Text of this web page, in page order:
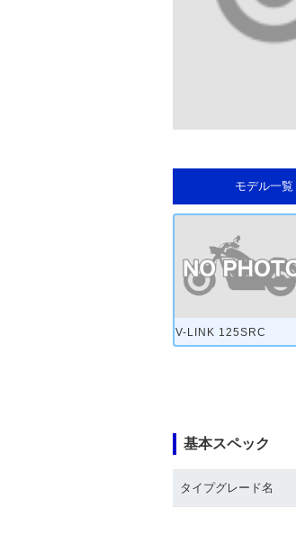
モデル一覧
V-LINK 125SRC
基本スペック
タイプグレード名